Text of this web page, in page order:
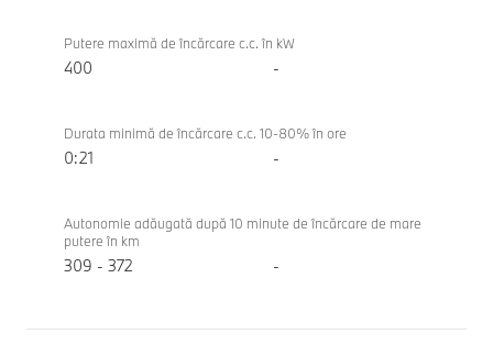
Putere maximă de încărcare c.c. în kW
400 -
Durata minimă de încărcare c.c. 10-80% în ore
0:21 -
Autonomie adăugată după 10 minute de încărcare de mare
putere în km
309 - 372 -